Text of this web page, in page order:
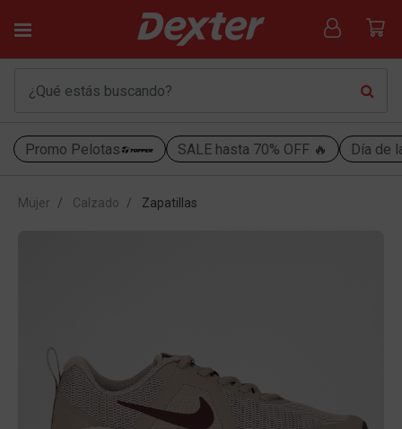
Promo Pelotas SALE hasta 70% OFF 🔥 Día de
Mujer Calzado Zapatillas